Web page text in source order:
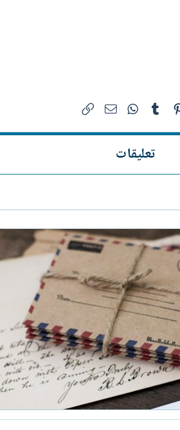
Pinterest
Tumblr
WhatsAppالبريد الإلكتروني
تعليقات